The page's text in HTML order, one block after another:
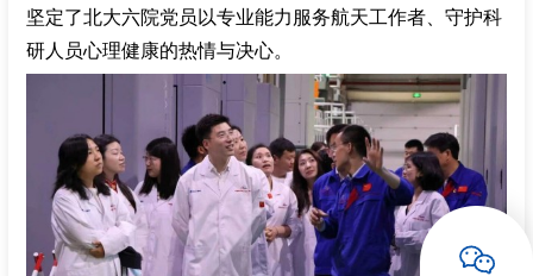
坚定了北大六院党员以专业能力服务航天工作者、守护科
研人员心理健康的热情与决心。